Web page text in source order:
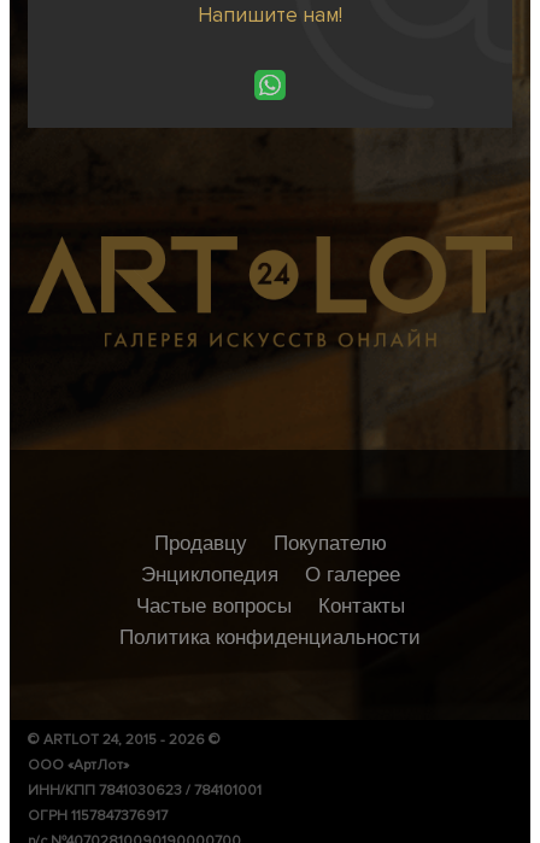
Напишите нам!
Продавцу
Покупателю
Энциклопедия
О галерее
Частые вопросы
Контакты
Политика конфиденциальности
© ARTLOT 24, 2015 - 2026 ©
ООО «АртЛот»
ИНН/КПП 7841030623 / 784101001
ОГРН 1157847376917